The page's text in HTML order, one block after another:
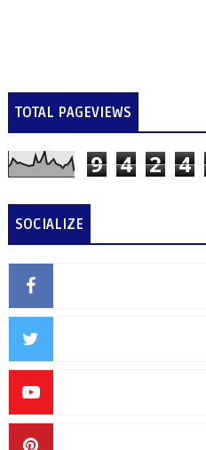
TOTAL PAGEVIEWS
9 4 2 4
SOCIALIZE